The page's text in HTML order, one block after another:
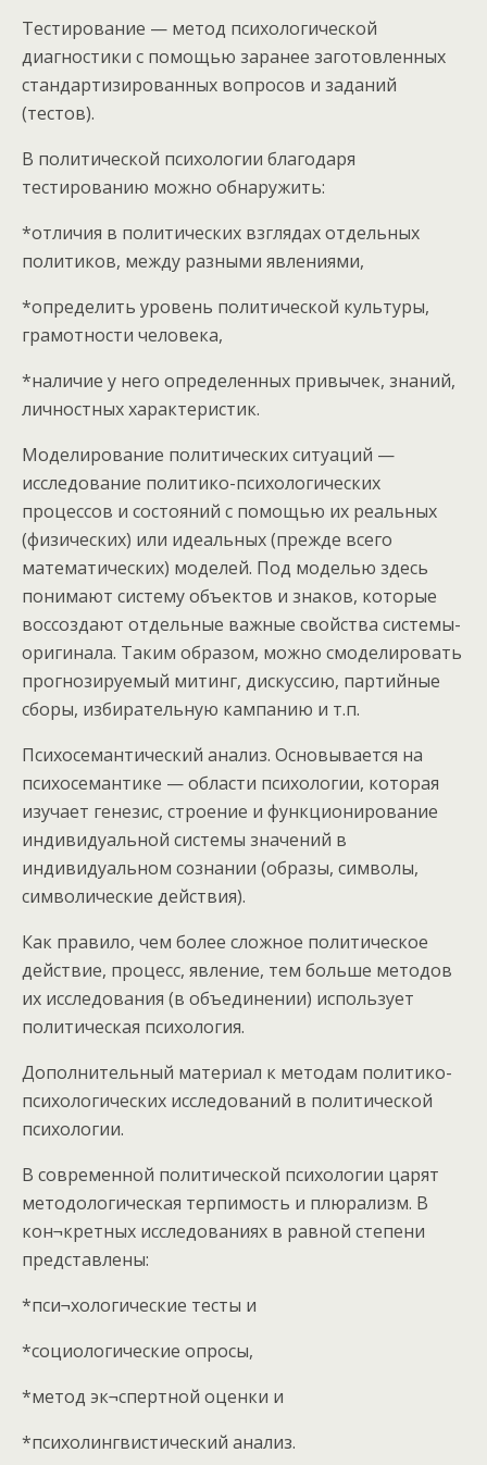
Тестирование — метод психологической
диагностики с помощью заранее заготовленных
стандартизированных вопросов и заданий
(тестов).
В политической психологии благодаря
тестированию можно обнаружить:
*отличия в политических взглядах отдельных
политиков, между разными явлениями,
*определить уровень политической культуры,
грамотности человека,
*наличие у него определенных привычек, знаний,
личностных характеристик.
Моделирование политических ситуаций —
исследование политико-психологических
процессов и состояний с помощью их реальных
(физических) или идеальных (прежде всего
математических) моделей. Под моделью здесь
понимают систему объектов и знаков, которые
воссоздают отдельные важные свойства системы-
оригинала. Таким образом, можно смоделировать
прогнозируемый митинг, дискуссию, партийные
сборы, избирательную кампанию и т.п.
Психосемантический анализ. Основывается на
психосемантике — области психологии, которая
изучает генезис, строение и функционирование
индивидуальной системы значений в
индивидуальном сознании (образы, символы,
символические действия).
Как правило, чем более сложное политическое
действие, процесс, явление, тем больше методов
их исследования (в объединении) использует
политическая психология.
Дополнительный материал к методам политико-
психологических исследований в политической
психологии.
В современной политической психологии царят
методологическая терпимость и плюрализм. В
кон¬кретных исследованиях в равной степени
представлены:
*пси¬хологические тесты и
*социологические опросы,
*метод эк¬спертной оценки и
*психолингвистический анализ.